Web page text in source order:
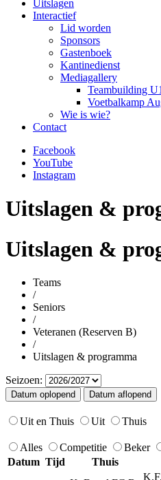
Uitslagen
Interactief
Lid worden
Sponsors
Gastenboek
Kantinedienst
Mediagallery
Teambuilding
Voetbalkamp
Wie is wie?
Contact
Facebook
YouTube
Instagram
Uitslagen &
Uitslagen &
Teams
/
Seniors
/
Veteranen (Reserven B)
/
Uitslagen & programma
Seizoen:
Uit en Thuis Uit Thuis
Alles Competitie Beker
Datum Tijd Thuis